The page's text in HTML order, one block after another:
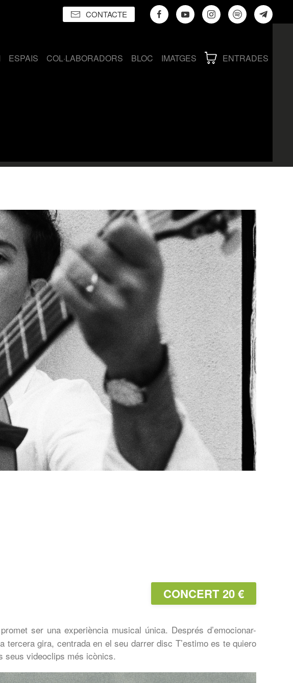
CONTACTE
ESPAIS COL·LABORADORS BLOC IMATGES ENTRADES
CONCERT 20 €
ser una experiència musical única. Després d’emocionar-
gira, centrada en el seu darrer disc T’estimo es te quiero
seus videoclips més icònics.